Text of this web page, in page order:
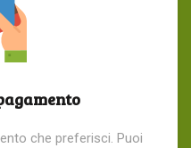
che preferisci. Puoi